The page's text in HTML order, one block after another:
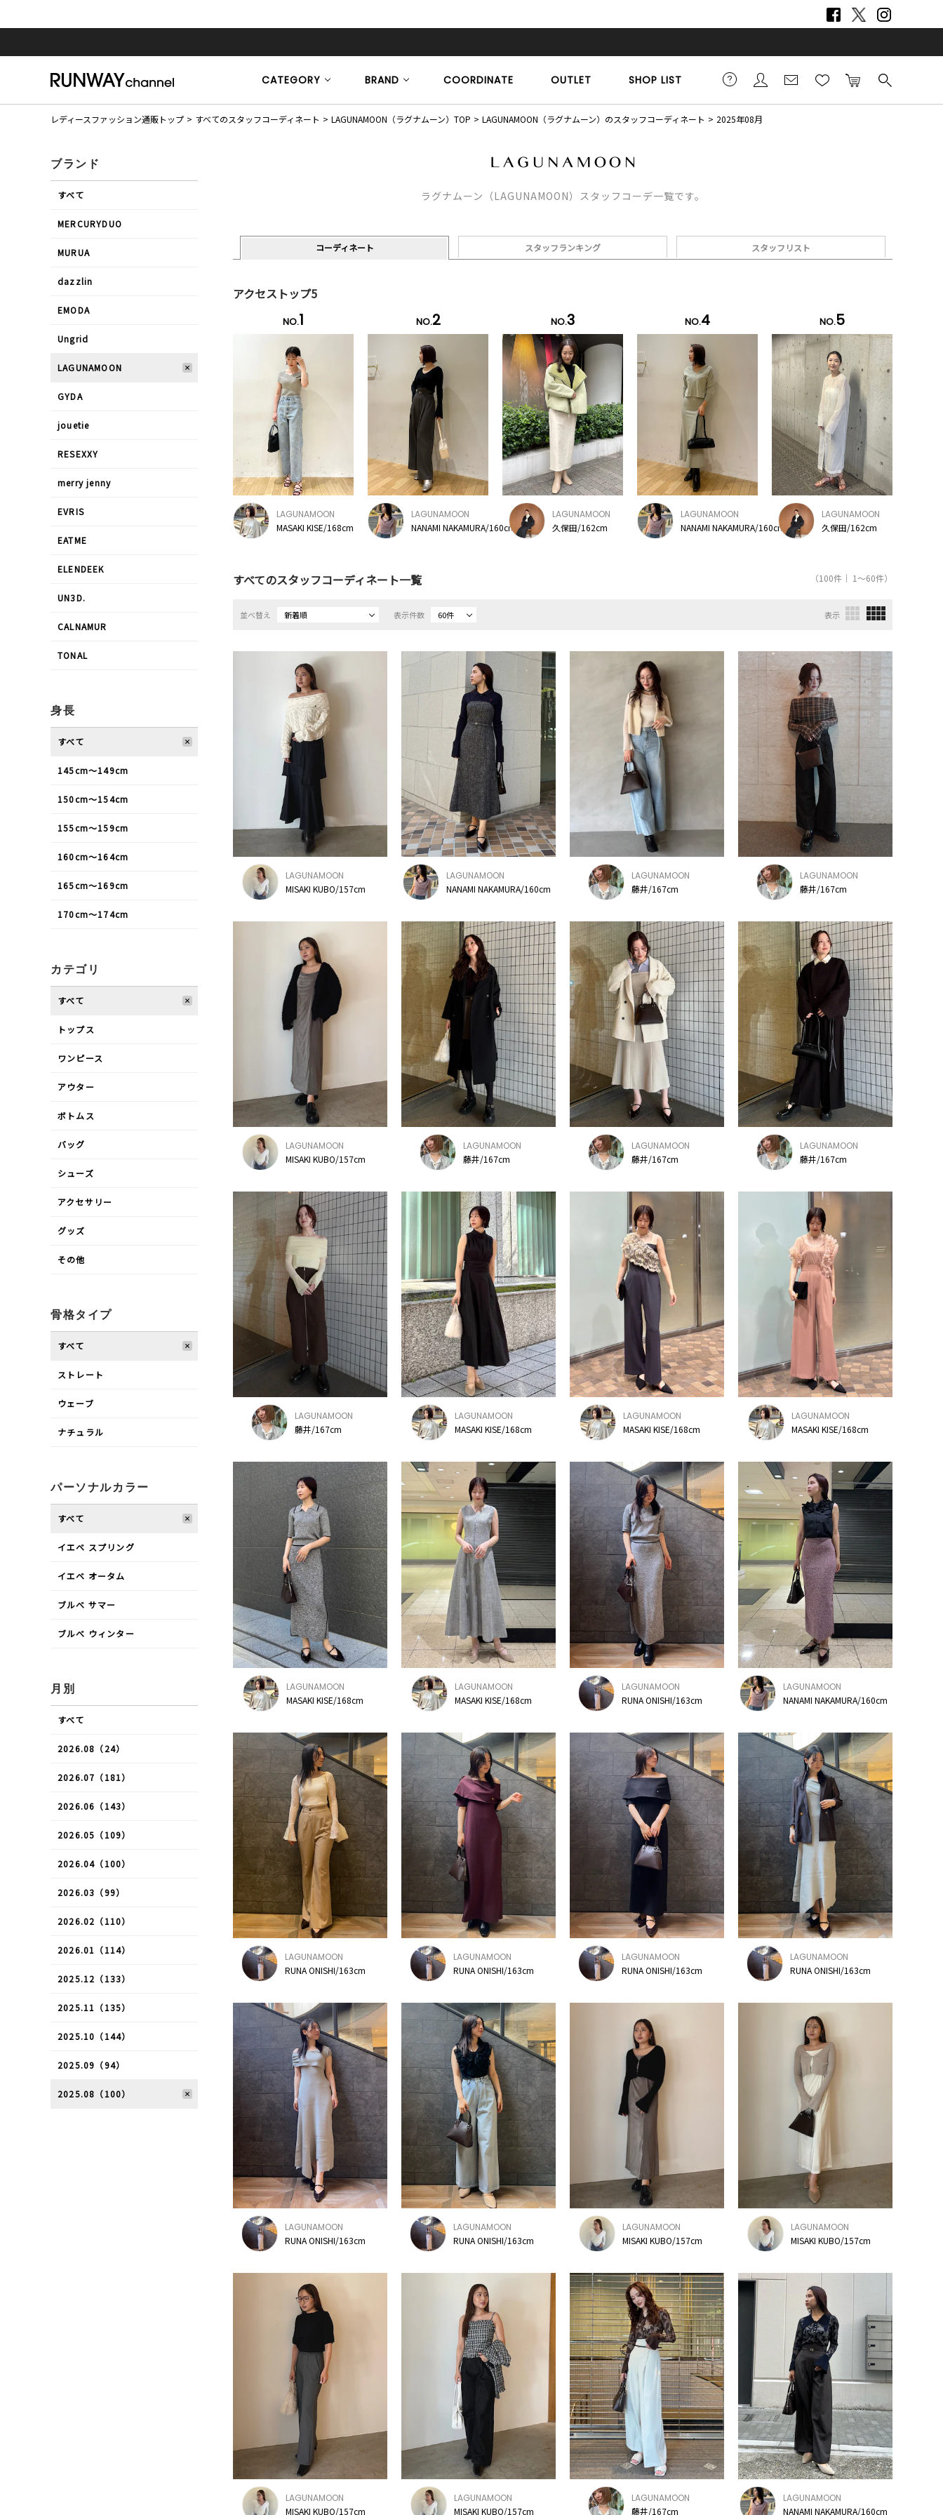
CATEGORY BRAND COORDINATE OUTLET SHOP LIST
レディースファッション通販トップ すべてのスタッフコーディネート LAGUNAMOON（ラグナムーン）TOP LAGUNAMOON（ラグナムーン）のスタッフコーディネート 2025年08月
ラグナムーン（LAGUNAMOON）スタッフコーデ一覧です。
コーディネート スタッフランキング スタッフリスト
アクセストップ5
NO.1
LAGUNAMOON
MASAKI KISE/168cm
NO.2
LAGUNAMOON
NANAMI NAKAMURA/160cm
NO.3
LAGUNAMOON
久保田/162cm
NO.4
LAGUNAMOON
NANAMI NAKAMURA/160cm
NO.5
LAGUNAMOON
久保田/162cm
すべてのスタッフコーディネート一覧 （100件｜ 1～60件）
並べ替え 新着順 表示件数 60件 表示
LAGUNAMOON
MISAKI KUBO/157cm
LAGUNAMOON
NANAMI NAKAMURA/160cm
LAGUNAMOON
藤井/167cm
LAGUNAMOON
藤井/167cm
LAGUNAMOON
MISAKI KUBO/157cm
LAGUNAMOON
藤井/167cm
LAGUNAMOON
藤井/167cm
LAGUNAMOON
藤井/167cm
LAGUNAMOON
藤井/167cm
LAGUNAMOON
MASAKI KISE/168cm
LAGUNAMOON
MASAKI KISE/168cm
LAGUNAMOON
MASAKI KISE/168cm
LAGUNAMOON
MASAKI KISE/168cm
LAGUNAMOON
MASAKI KISE/168cm
LAGUNAMOON
RUNA ONISHI/163cm
LAGUNAMOON
NANAMI NAKAMURA/160cm
LAGUNAMOON
RUNA ONISHI/163cm
LAGUNAMOON
RUNA ONISHI/163cm
LAGUNAMOON
RUNA ONISHI/163cm
LAGUNAMOON
RUNA ONISHI/163cm
LAGUNAMOON
RUNA ONISHI/163cm
LAGUNAMOON
RUNA ONISHI/163cm
LAGUNAMOON
MISAKI KUBO/157cm
LAGUNAMOON
MISAKI KUBO/157cm
LAGUNAMOON
MISAKI KUBO/157cm
LAGUNAMOON
MISAKI KUBO/157cm
LAGUNAMOON
藤井/167cm
LAGUNAMOON
NANAMI NAKAMURA/160cm
ブランド
すべて
MERCURYDUO
MURUA
dazzlin
EMODA
Ungrid
LAGUNAMOON
GYDA
jouetie
RESEXXY
merry jenny
EVRIS
EATME
ELENDEEK
UN3D.
CALNAMUR
TONAL
身長
すべて
145cm〜149cm
150cm〜154cm
155cm〜159cm
160cm〜164cm
165cm〜169cm
170cm〜174cm
カテゴリ
すべて
トップス
ワンピース
アウター
ボトムス
バッグ
シューズ
アクセサリー
グッズ
その他
骨格タイプ
すべて
ストレート
ウェーブ
ナチュラル
パーソナルカラー
すべて
イエベ スプリング
イエベ オータム
ブルべ サマー
ブルべ ウィンター
月別
すべて
2026.08（24）
2026.07（181）
2026.06（143）
2026.05（109）
2026.04（100）
2026.03（99）
2026.02（110）
2026.01（114）
2025.12（133）
2025.11（135）
2025.10（144）
2025.09（94）
2025.08（100）